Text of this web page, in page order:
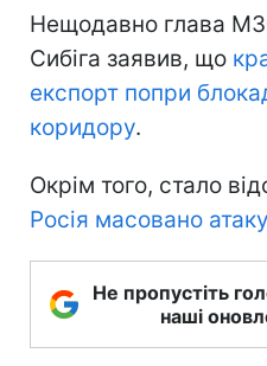
Нещодавно глава
Сибіга заявив, що
експорт попри
коридору.
Окрім того, стало
Росія масовано
Не пропустіть
наші